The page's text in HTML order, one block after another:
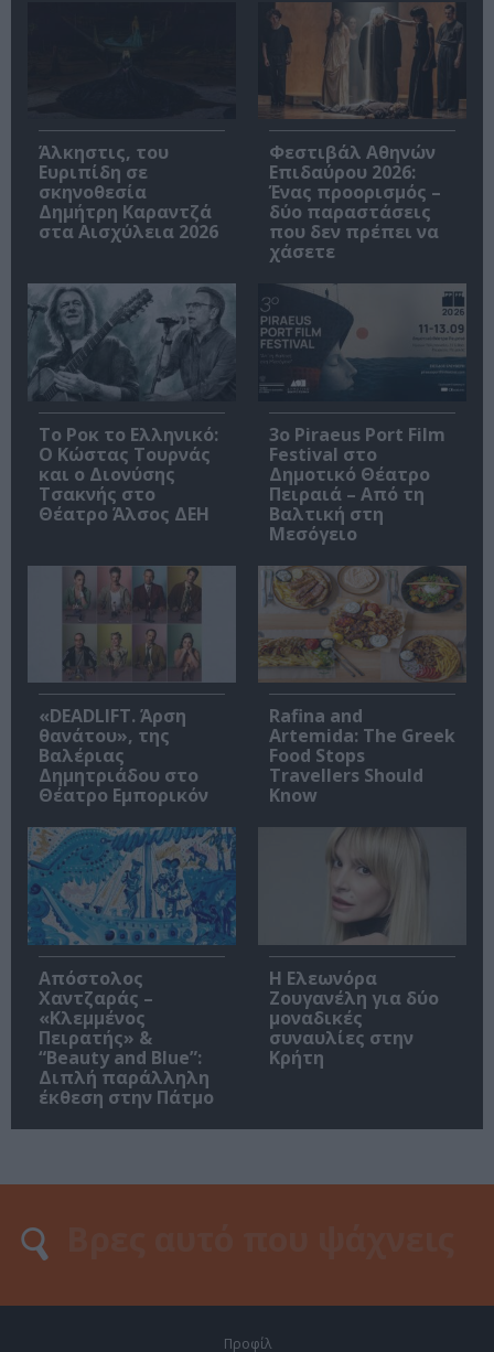
Άλκηστις, του
Ευριπίδη σε
σκηνοθεσία
Δημήτρη Καραντζά
στα Αισχύλεια 2026
Φεστιβάλ Αθηνών
Επιδαύρου 2026:
Ένας προορισμός –
δύο παραστάσεις
που δεν πρέπει να
χάσετε
Το Ροκ το Ελληνικό:
Ο Κώστας Τουρνάς
και ο Διονύσης
Τσακνής στο
Θέατρο Άλσος ΔΕΗ
3o Piraeus Port Film
Festival στο
Δημοτικό Θέατρο
Πειραιά – Από τη
Βαλτική στη
Μεσόγειο
«DEADLIFT. Άρση
θανάτου», της
Βαλέριας
Δημητριάδου στο
Θέατρο Εμπορικόν
Rafina and
Artemida: The Greek
Food Stops
Travellers Should
Know
Απόστολος
Χαντζαράς –
«Κλεμμένος
Πειρατής» &
“Beauty and Blue”:
Διπλή παράλληλη
έκθεση στην Πάτμο
Η Ελεωνόρα
Ζουγανέλη για δύο
μοναδικές
συναυλίες στην
Κρήτη
Προφίλ